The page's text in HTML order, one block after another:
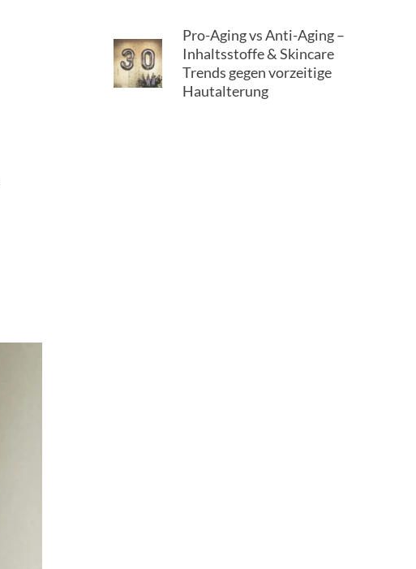
Pro-Aging vs Anti-Aging –
Inhaltsstoffe & Skincare
Trends gegen vorzeitige
Hautalterung